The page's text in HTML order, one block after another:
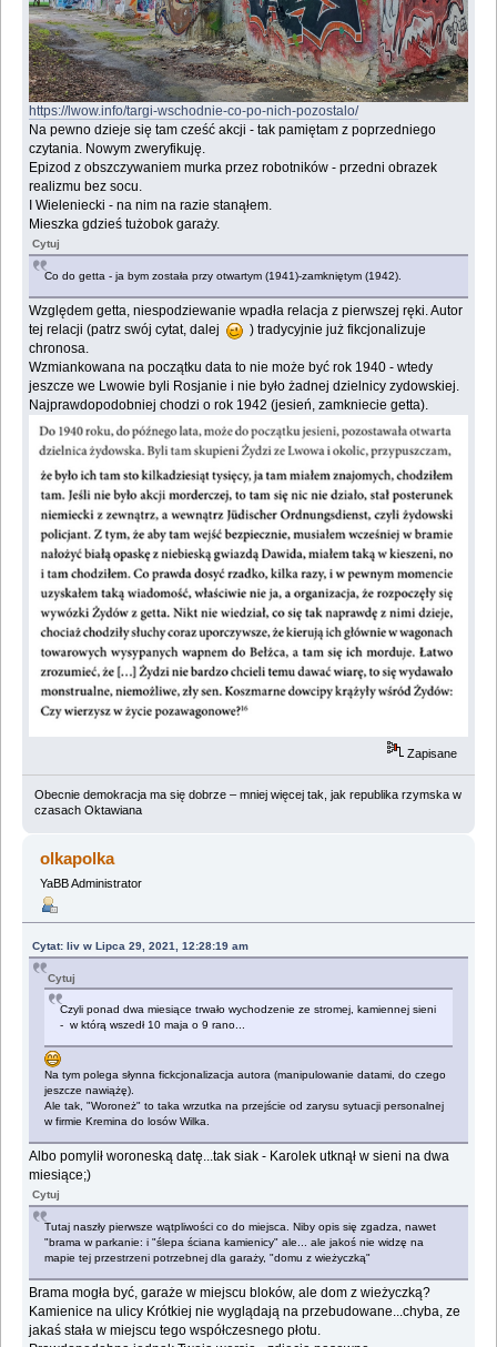
https://lwow.info/targi-wschodnie-co-po-nich-pozostalo/
Na pewno dzieje się tam cześć akcji - tak pamiętam z poprzedniego
czytania. Nowym zweryfikuję.
Epizod z obszczywaniem murka przez robotników - przedni obrazek
realizmu bez socu.
I Wieleniecki - na nim na razie stanąłem.
Mieszka gdzieś tużobok garaży.
Cytuj
Co do getta - ja bym została przy otwartym (1941)-zamkniętym (1942).
Względem getta, niespodziewanie wpadła relacja z pierwszej ręki. Autor
tej relacji (patrz swój cytat, dalej
) tradycyjnie już fikcjonalizuje
chronosa.
Wzmiankowana na początku data to nie może być rok 1940 - wtedy
jeszcze we Lwowie byli Rosjanie i nie było żadnej dzielnicy zydowskiej.
Najprawdopodobniej chodzi o rok 1942 (jesień, zamkniecie getta).
Zapisane
Obecnie demokracja ma się dobrze – mniej więcej tak, jak republika rzymska w
czasach Oktawiana
olkapolka
YaBB Administrator
Cytat: liv w Lipca 29, 2021, 12:28:19 am
Cytuj
Czyli ponad dwa miesiące trwało wychodzenie ze stromej, kamiennej sieni
- w którą wszedł 10 maja o 9 rano...
Na tym polega słynna fickcjonalizacja autora (manipulowanie datami, do czego
jeszcze nawiążę).
Ale tak, "Woroneż" to taka wrzutka na przejście od zarysu sytuacji personalnej
w firmie Kremina do losów Wilka.
Albo pomylił woroneską datę...tak siak - Karolek utknął w sieni na dwa
miesiące;)
Cytuj
Tutaj naszły pierwsze wątpliwości co do miejsca. Niby opis się zgadza, nawet
"brama w parkanie: i "ślepa ściana kamienicy" ale... ale jakoś nie widzę na
mapie tej przestrzeni potrzebnej dla garaży, "domu z wieżyczką"
Brama mogła być, garaże w miejscu bloków, ale dom z wieżyczką?
Kamienice na ulicy Krótkiej nie wyglądają na przebudowane...chyba, ze
jakaś stała w miejscu tego współczesnego płotu.